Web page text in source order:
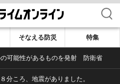
検索
そなえる防災 特集
可能性があるものを発射 防衛省
分ころ、地震がありました。